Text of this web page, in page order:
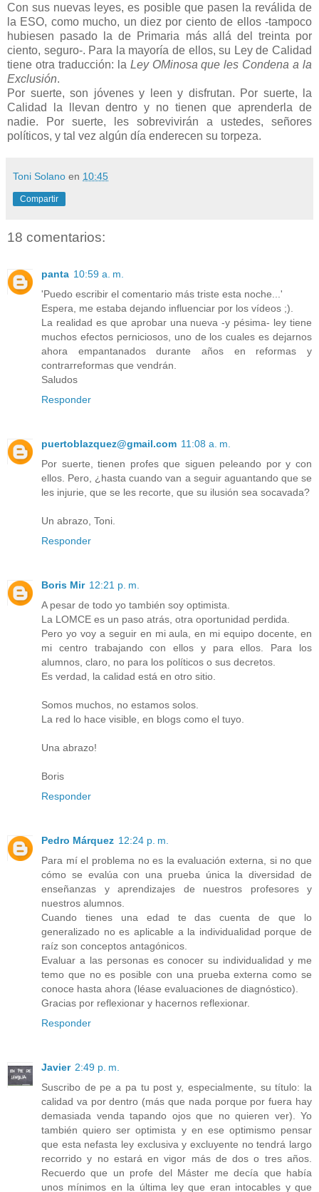
Con sus nuevas leyes, es posible que pasen la reválida de
la ESO, como mucho, un diez por ciento de ellos -tampoco
hubiesen pasado la de Primaria más allá del treinta por
ciento, seguro-. Para la mayoría de ellos, su Ley de Calidad
tiene otra traducción: la Ley OMinosa que les Condena a la
Exclusión.
Por suerte, son jóvenes y leen y disfrutan. Por suerte, la
Calidad la llevan dentro y no tienen que aprenderla de
nadie. Por suerte, les sobrevivirán a ustedes, señores
políticos, y tal vez algún día enderecen su torpeza.
Toni Solano en 10:45
Compartir
18 comentarios:
panta 10:59 a. m.
'Puedo escribir el comentario más triste esta noche...'
Espera, me estaba dejando influenciar por los vídeos ;).
La realidad es que aprobar una nueva -y pésima- ley tiene
muchos efectos perniciosos, uno de los cuales es dejarnos
ahora empantanados durante años en reformas y
contrarreformas que vendrán.
Saludos
Responder
puertoblazquez@gmail.com 11:08 a. m.
Por suerte, tienen profes que siguen peleando por y con
ellos. Pero, ¿hasta cuando van a seguir aguantando que se
les injurie, que se les recorte, que su ilusión sea socavada?
Un abrazo, Toni.
Responder
Boris Mir 12:21 p. m.
A pesar de todo yo también soy optimista.
La LOMCE es un paso atrás, otra oportunidad perdida.
Pero yo voy a seguir en mi aula, en mi equipo docente, en
mi centro trabajando con ellos y para ellos. Para los
alumnos, claro, no para los políticos o sus decretos.
Es verdad, la calidad está en otro sitio.
Somos muchos, no estamos solos.
La red lo hace visible, en blogs como el tuyo.
Una abrazo!
Boris
Responder
Pedro Márquez 12:24 p. m.
Para mí el problema no es la evaluación externa, si no que
cómo se evalúa con una prueba única la diversidad de
enseñanzas y aprendizajes de nuestros profesores y
nuestros alumnos.
Cuando tienes una edad te das cuenta de que lo
generalizado no es aplicable a la individualidad porque de
raíz son conceptos antagónicos.
Evaluar a las personas es conocer su individualidad y me
temo que no es posible con una prueba externa como se
conoce hasta ahora (léase evaluaciones de diagnóstico).
Gracias por reflexionar y hacernos reflexionar.
Responder
Javier 2:49 p. m.
Suscribo de pe a pa tu post y, especialmente, su título: la
calidad va por dentro (más que nada porque por fuera hay
demasiada venda tapando ojos que no quieren ver). Yo
también quiero ser optimista y en ese optimismo pensar
que esta nefasta ley exclusiva y excluyente no tendrá largo
recorrido y no estará en vigor más de dos o tres años.
Recuerdo que un profe del Máster me decía que había
unos mínimos en la última ley que eran intocables y que